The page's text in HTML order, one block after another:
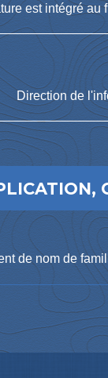
est intégré
Direction de
de nom de